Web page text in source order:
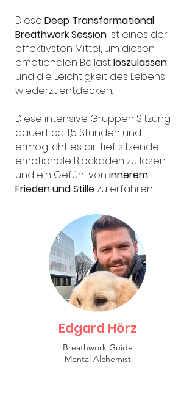
Diese Deep Transformational
Breathwork Session ist eines der
effektivsten Mittel, um diesen
emotionalen Ballastloszulassen
und die Leichtigkeit des Lebens
wiederzuentdecken.
Diese intensive Gruppen Sitzung
dauert ca. 1,5 Stunden und
ermöglicht es dir, tief sitzende
emotionale Blockaden zu lösen
und ein Gefühl von innerem
Frieden und Stille zu erfahren.
Edgard Hörz
Breathwork Guide
Mental Alchemist